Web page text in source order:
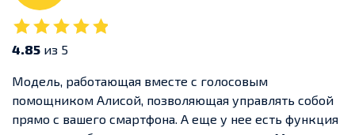
4.85 из 5
Модель, работающая вместе с голосовым
помощником Алисой, позволяющая управлять собой
прямо с вашего смартфона. А еще у нее есть функция